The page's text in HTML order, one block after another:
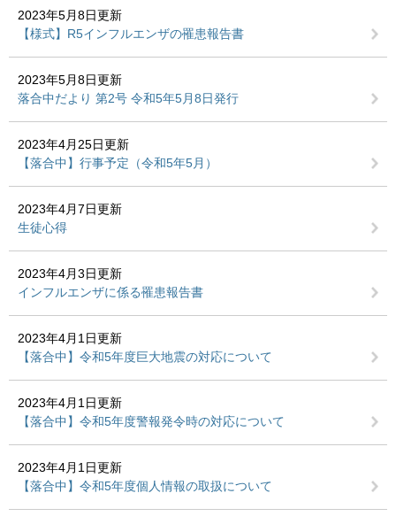
2023年5月8日更新
【様式】R5インフルエンザの罹患報告書
2023年5月8日更新
落合中だより 第2号 令和5年5月8日発行
2023年4月25日更新
【落合中】行事予定（令和5年5月）
2023年4月7日更新
生徒心得
2023年4月3日更新
インフルエンザに係る罹患報告書
2023年4月1日更新
【落合中】令和5年度巨大地震の対応について
2023年4月1日更新
【落合中】令和5年度警報発令時の対応について
2023年4月1日更新
【落合中】令和5年度個人情報の取扱について